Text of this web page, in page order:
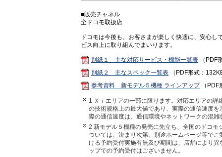
■販売チャネル
全ドコモ取扱店
ドコモは今後も、お客さまが楽しく快適に、安心
ビス向上に取り組んでまいります。
別紙１ 主な対応サービス・機能一覧表 （PDF
別紙２ 主なスペック一覧表 （PDF形式：
参考資料 新モデル５機種 ラインアップ（PDF
1 Ｘｉエリアの一部に限ります。対応エリアの
の技術規格上の最大値であり、実際の通信速度
際の通信速度は、通信環境やネットワークの混
2 新モデル５機種の発売に先立ち、全国のドコ
ついては、決まり次第、別途ホームページ等で
ける予約受付実施有無及び期間は、店舗により
ップでの予約受付はございません。